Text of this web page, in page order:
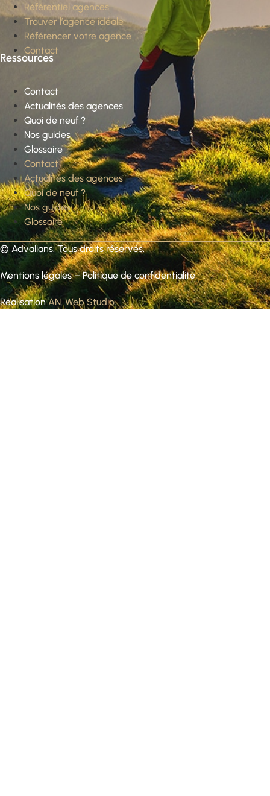
Référentiel agences
Trouver l’agence idéale
Référencer votre agence
Contact
Ressources
Contact
Actualités des agences
Quoi de neuf ?
Nos guides
Glossaire
Contact
Actualités des agences
Quoi de neuf ?
Nos guides
Glossaire
© Advalians. Tous droits réservés.
Mentions légales–Politique de confidentialité
RéalisationAN. Web Studio.